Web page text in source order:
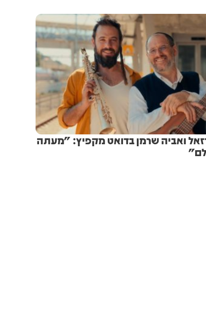
ואביה שרמן בדואט מקפיץ: "מעתה